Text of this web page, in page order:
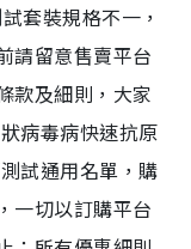
套裝規格不一，
請留意售賣平台
款及細則，大家
病毒病快速抗原
試通用名單，購
一切以訂購平台